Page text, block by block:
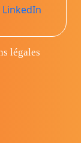
légales